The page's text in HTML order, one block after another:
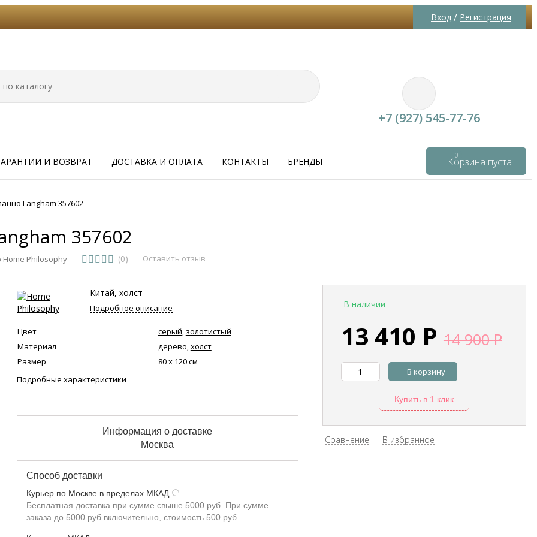
Вход / Регистрация
+7 (927) 545-77-76
Корзина пуста
0
И ВОЗВРАТ ДОСТАВКА И ОПЛАТА КОНТАКТЫ БРЕНДЫ
Langham 357602
357602
Home Philosophy (0) Оставить отзыв
В наличии
13 410 Р 14 900Р
В корзину
Купить в 1 клик
Сравнение В избранное
Китай, холст
Подробное описание
Цвет серый, золотистый
Материал
дерево,холст
Размер
80 х 120 см
Подробные характеристики
Информация о доставке
Москва
Способ доставки
Курьер по Москве в пределах МКАД
Бесплатная доставка при сумме свыше 5000 руб. При сумме
заказа до 5000 руб включительно, стоимость 500 руб.